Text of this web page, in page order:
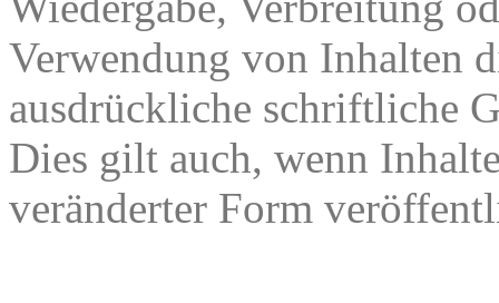
Verwendung von Inhalten
ausdrückliche schriftliche
Dies gilt auch, wenn
veränderter Form